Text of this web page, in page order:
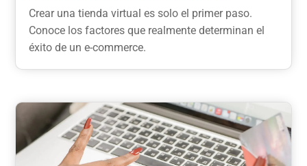
Crear una tienda virtual es solo el primer paso.
Conoce los factores que realmente determinan el
éxito de un e-commerce.